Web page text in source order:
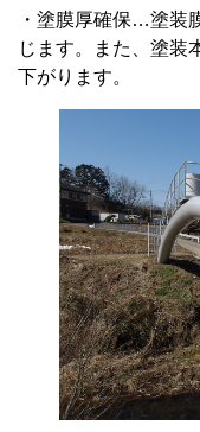
・塗膜厚確保…塗装
じます。また、塗装
下がります。